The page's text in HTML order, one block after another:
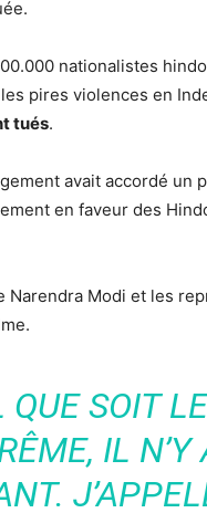
nationalistes
pires violences en
tués.
avait accordé un
en faveur des
Narendra Modi et les
QUE SOIT
IL